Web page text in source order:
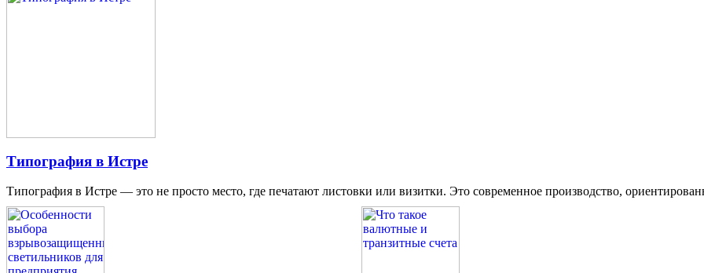
Типография в Истре
Типография в Истре — это не просто место, где печатают листовки или визитки. Это современное производство,